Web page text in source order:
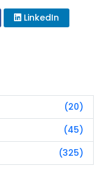
LinkedIn
(20)
(45)
(325)